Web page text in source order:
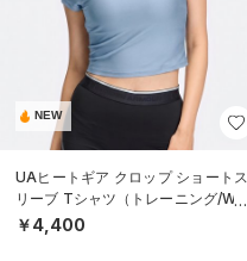
NEW
UAヒートギア クロップ ショートス
リーブ Tシャツ（トレーニング/WO
MEN）
￥4,400